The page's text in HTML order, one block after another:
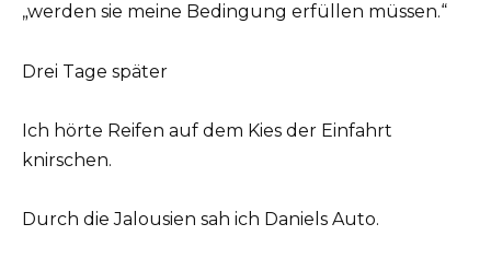
„werden sie meine Bedingung erfüllen müssen.“
Drei Tage später
Ich hörte Reifen auf dem Kies der Einfahrt
knirschen.
Durch die Jalousien sah ich Daniels Auto.